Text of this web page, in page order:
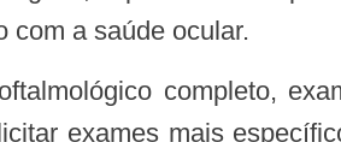
com a saúde ocular.
exames mais